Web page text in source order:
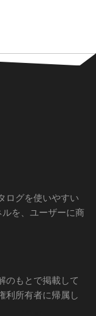
ログを使いやすい
を、ユーザーに商
のもとで掲載して
利所有者に帰属し